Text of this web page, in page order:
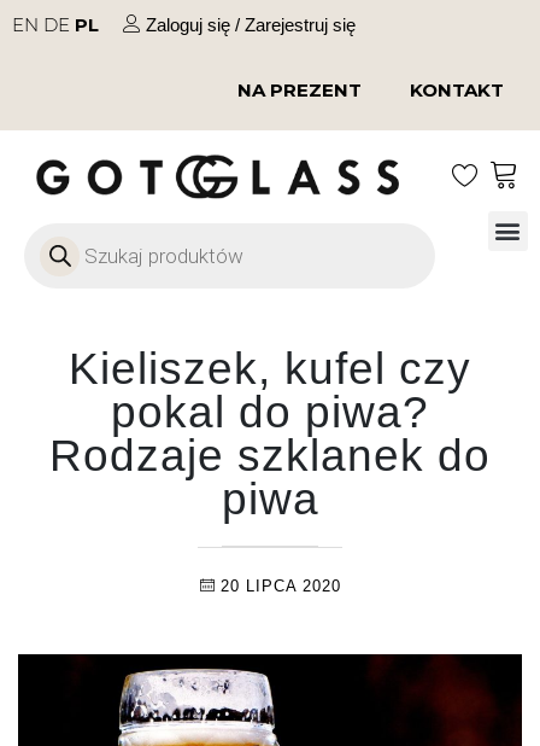
EN DE PL Zaloguj się / Zarejestruj się
NA PREZENT KONTAKT
Kieliszek, kufel czy
pokal do piwa?
Rodzaje szklanek do
piwa
20 LIPCA 2020